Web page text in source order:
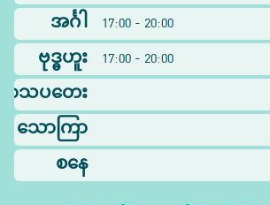
အင်္ဂါ
17:00 - 20:00
ဗုဒ္ဓဟူး
17:00 - 20:00
ာသပတေး
သောကြာ
စနေ